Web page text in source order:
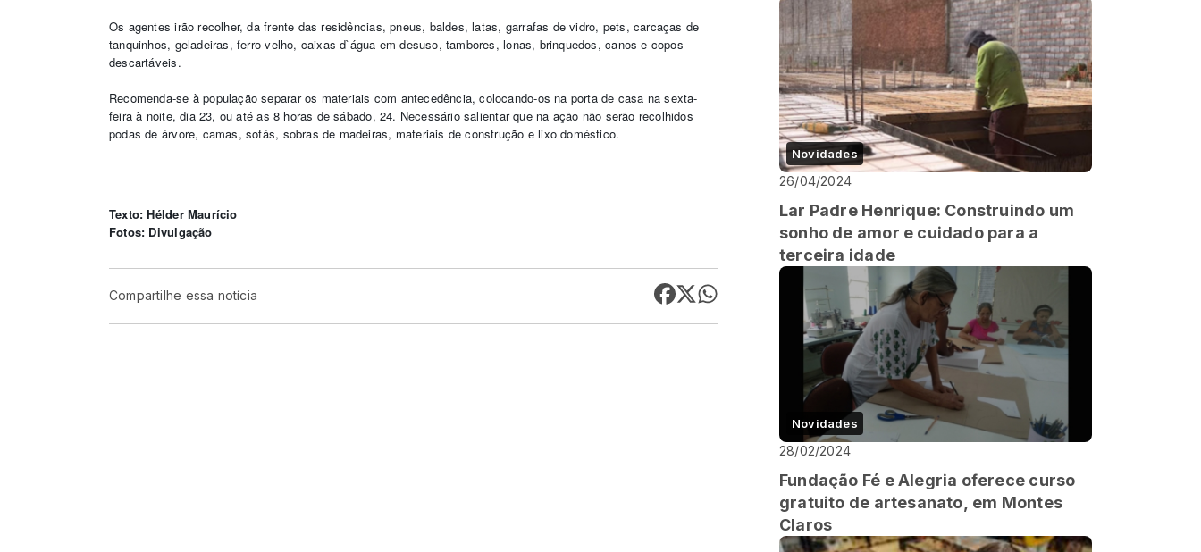
Os agentes irão recolher, da frente das residências, pneus, baldes, latas, garrafas de vidro, pets, carcaças de
tanquinhos, geladeiras, ferro-velho, caixas d`água em desuso, tambores, lonas, brinquedos, canos e copos
descartáveis.
Recomenda-se à população separar os materiais com antecedência, colocando-os na porta de casa na sexta-
feira à noite, dia 23, ou até as 8 horas de sábado, 24. Necessário salientar que na ação não serão recolhidos
podas de árvore, camas, sofás, sobras de madeiras, materiais de construção e lixo doméstico.
Texto: Hélder Maurício
Fotos: Divulgação
Compartilhe essa notícia
Novidades
26/04/2024
Lar Padre Henrique: Construindo um
sonho de amor e cuidado para a
terceira idade
Novidades
28/02/2024
Fundação Fé e Alegria oferece curso
gratuito de artesanato, em Montes
Claros